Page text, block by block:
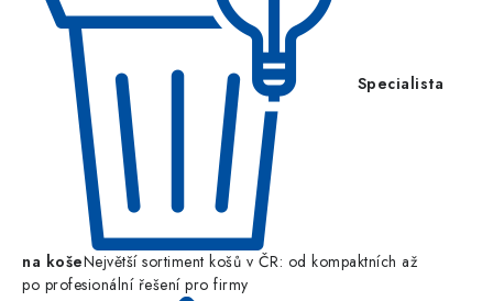
Specialista
na košeNejvětší sortiment košů v ČR: od kompaktních až
po profesionální řešení pro firmy